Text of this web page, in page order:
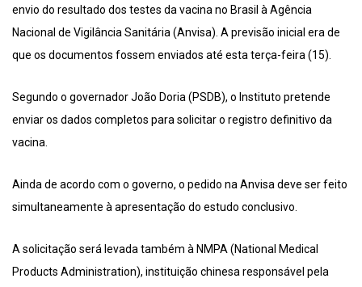
envio do resultado dos testes da vacina no Brasil à Agência
Nacional de Vigilância Sanitária (Anvisa). A previsão inicial era de
que os documentos fossem enviados até esta terça-feira (15).
Segundo o governador João Doria (PSDB), o Instituto pretende
enviar os dados completos para solicitar o registro definitivo da
vacina.
Ainda de acordo com o governo, o pedido na Anvisa deve ser feito
simultaneamente à apresentação do estudo conclusivo.
A solicitação será levada também à NMPA (National Medical
Products Administration), instituição chinesa responsável pela